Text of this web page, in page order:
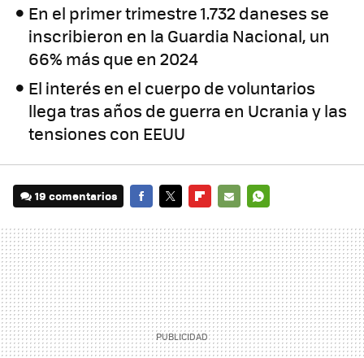
En el primer trimestre 1.732 daneses se
inscribieron en la Guardia Nacional, un
66% más que en 2024
El interés en el cuerpo de voluntarios
llega tras años de guerra en Ucrania y las
tensiones con EEUU
19 comentarios
MAIL